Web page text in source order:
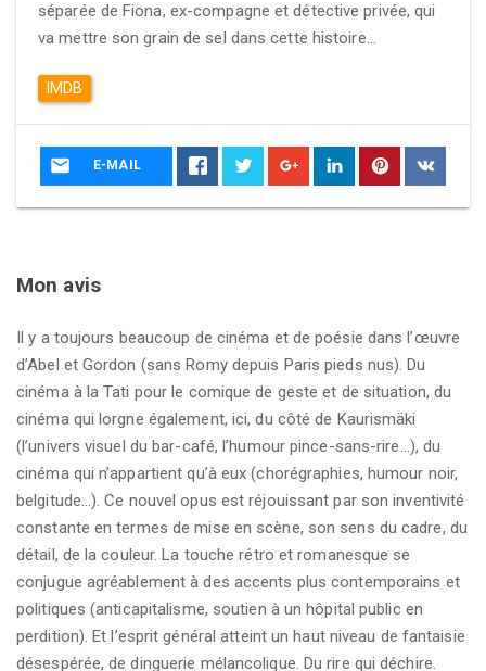
séparée de Fiona, ex-compagne et détective privée, qui
va mettre son grain de sel dans cette histoire...
IMDB
E-MAIL
Mon avis
Il y a toujours beaucoup de cinéma et de poésie dans l’œuvre
d’Abel et Gordon (sans Romy depuis Paris pieds nus). Du
cinéma à la Tati pour le comique de geste et de situation, du
cinéma qui lorgne également, ici, du côté de Kaurismäki
(l’univers visuel du bar-café, l’humour pince-sans-rire…), du
cinéma qui n’appartient qu’à eux (chorégraphies, humour noir,
belgitude…). Ce nouvel opus est réjouissant par son inventivité
constante en termes de mise en scène, son sens du cadre, du
détail, de la couleur. La touche rétro et romanesque se
conjugue agréablement à des accents plus contemporains et
politiques (anticapitalisme, soutien à un hôpital public en
perdition). Et l’esprit général atteint un haut niveau de fantaisie
désespérée, de dinguerie mélancolique. Du rire qui déchire.